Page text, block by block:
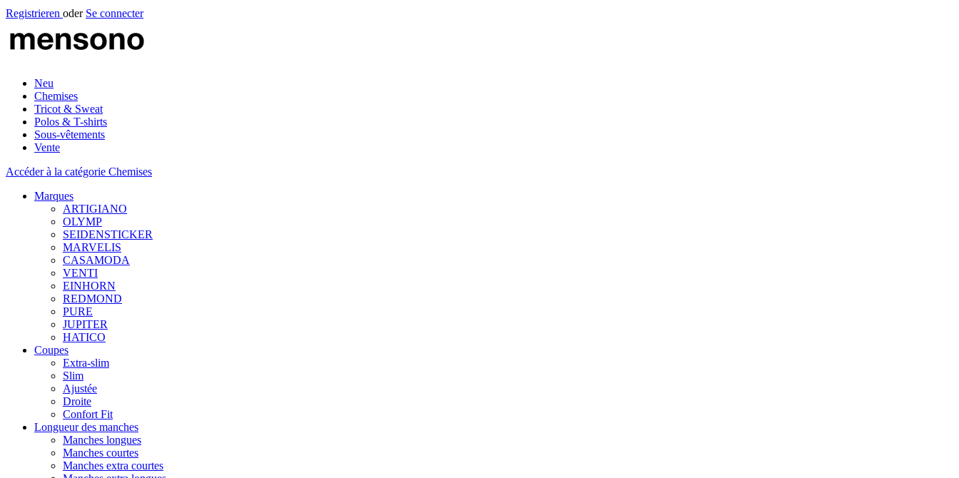
Registrieren oder Se connecter
Neu
Chemises
Tricot & Sweat
Polos & T-shirts
Sous-vêtements
Vente
Accéder à la catégorie Chemises
Marques
ARTIGIANO
OLYMP
SEIDENSTICKER
MARVELIS
CASAMODA
VENTI
EINHORN
REDMOND
PURE
JUPITER
HATICO
Coupes
Extra-slim
Slim
Ajustée
Droite
Confort Fit
Longueur des manches
Manches longues
Manches courtes
Manches extra courtes